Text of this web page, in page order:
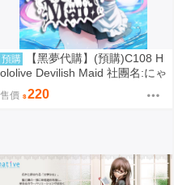
預購
【黑夢代購】(預購)C108 H
ololive Devilish Maid 社團名:にゃ
ろめのちゅーる 繪師:にゃろめ
售價 220